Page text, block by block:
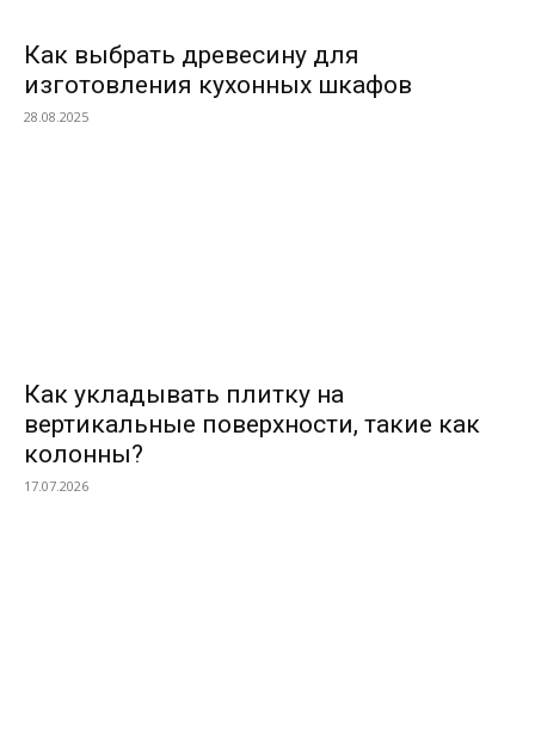
Как выбрать древесину для
изготовления кухонных шкафов
28.08.2025
Как укладывать плитку на
вертикальные поверхности, такие как
колонны?
17.07.2026